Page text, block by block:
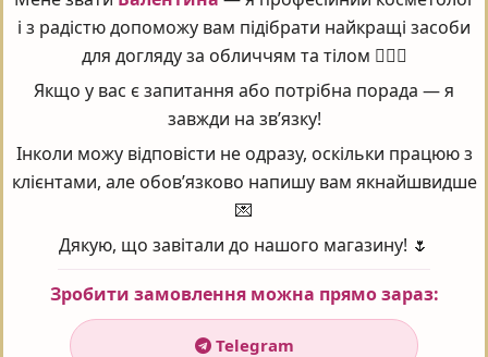
- Рослинний комплекс 3.5%
- Есенціальний віск прованської мімози
- Олія гасконської сливи
- Зволожуючий засіб рослинного походження 3%
- Олія ши 3%
рослинна олія, гліцерин, олія каріте (ши), С10-18 тригліцериди,
сахарози стеарат, олія з кісточок гасконської сливи,
бегеніловий спирт, бутиленгліколь, віск прованської мімози,
і з радістю допоможу вам підібрати найкращі засоби
для догляду за обличчям та тілом 💆‍♀️✨
Якщо у вас є запитання або потрібна порада — я
завжди на зв’язку!
Інколи можу відповісти не одразу, оскільки працюю з
клієнтами, але обов’язково напишу вам якнайшвидше
💌
Дякую, що завітали до нашого магазину! 🌷
Зробити замовлення можна прямо зараз:
Telegram